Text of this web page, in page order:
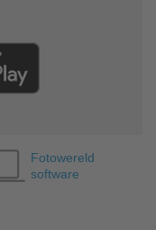
Fotowereld
software